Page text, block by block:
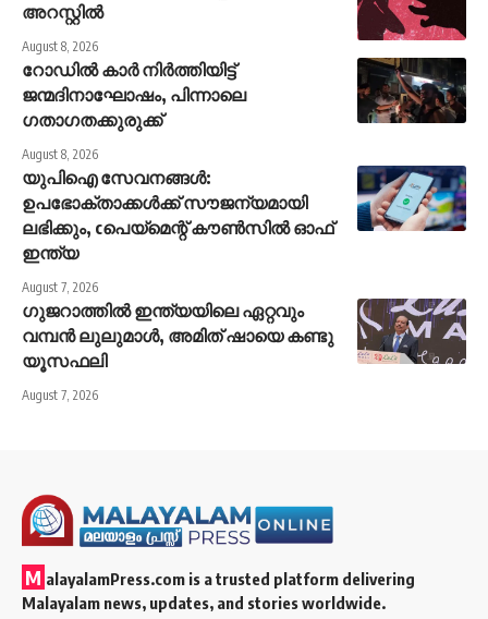
അറസ്റ്റിൽ
August 8, 2026
റോഡിൽ കാർ നിർത്തിയിട്ട്
ജന്മദിനാഘോഷം, പിന്നാലെ
ഗതാഗതക്കുരുക്ക്
August 8, 2026
യുപിഐ സേവനങ്ങൾ:
ഉപഭോക്താക്കൾക്ക് സൗജന്യമായി
ലഭിക്കും, cപെയ്മെന്റ് കൗൺസിൽ ഓഫ്
ഇന്ത്യ
August 7, 2026
ഗുജറാത്തിൽ ഇന്ത്യയിലെ ഏറ്റവും
വമ്പൻ ലുലുമാൾ, അമിത് ഷായെ കണ്ടു
യൂസഫലി
August 7, 2026
M alayalamPress.com is a trusted platform delivering
Malayalam news, updates, and stories worldwide.